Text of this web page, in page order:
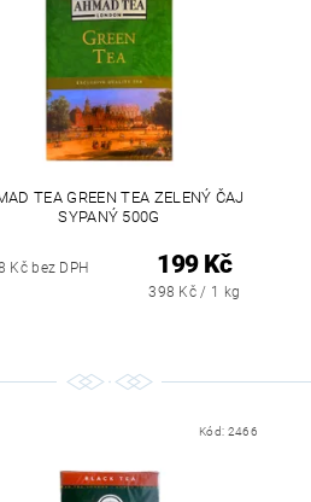
TEA GREEN TEA ZELENÝ ČAJ
SYPANÝ 500G
Kč bez DPH 199 Kč
398 Kč / 1 kg
Kód: 2466